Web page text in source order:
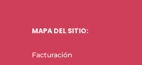
MAPA DEL SITIO:
Facturación